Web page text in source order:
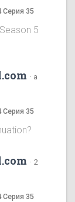
Серия 35
5
· a
Серия 35
· 2
Серия 35